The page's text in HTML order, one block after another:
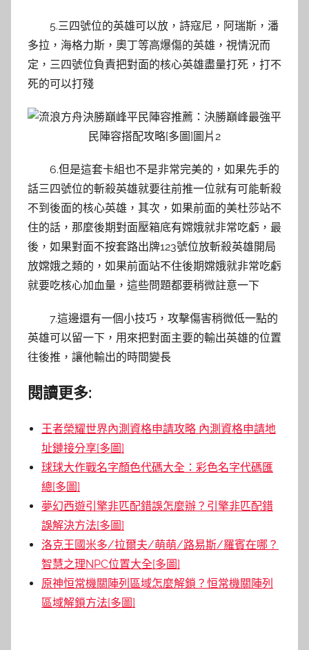
5.三四號位的英雄可以放，詩寇尼，阿瑞斯，潘
多拉，海格力斯，奧丁等高爆傷的英雄，視情況而
定，三四號位負責把對面的核心英雄盡量打死，打不
死的可以打殘
6.但是這套卡組也不是非常完美的，如果先手的
話三四號位的斬殺英雄就要往前推一位就有可能斬殺
不到後面的核心英雄，其次，如果前面的美杜莎站不
住的話，那麼後期對面壓箱底有嫦娥就非常吃虧，最
後，如果對面不按套路出牌123號位放斬殺英雄開局
放嫦娥之類的，如果前面站不住後期嫦娥就非常吃虧
就要吃核心加血量，這些問題都要稍微註意一下
7.這邊還有一個小技巧，攻擊傷害稍微低一點的
英雄可以留一下，用來把對面主要的輸出英雄的位置
往後推，讓他輸出的時間變長
閱讀更多:
王者榮耀世界內測資格申請攻略 內測資格申請地
址鏈接分享[多圖]
球球大作戰名字顏色代碼大全：彩色名字代碼匯
總[多圖]
夢幻西遊引擎非匹配錯誤怎麼辦？引擎非匹配錯
誤解決方法[多圖]
洛克王國米多/拉爾夫/萌萌/路易斯/羅賓在哪？
智慧之理NPC位置大全[多圖]
原神恒常機關陣列區域怎麼解鎖？恒常機關陣列
區域解鎖方法[多圖]